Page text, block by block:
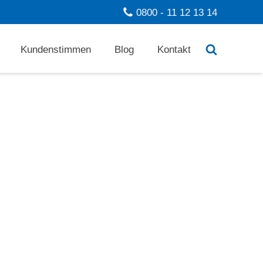
0800 - 11 12 13 14
Kundenstimmen Blog Kontakt